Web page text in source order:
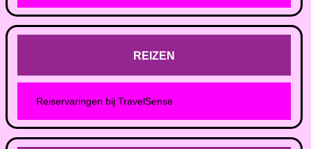
REIZEN
Reiservaringen bij TravelSense